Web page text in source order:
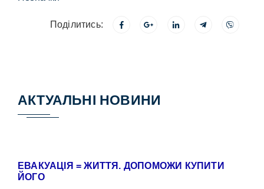
Поділитись:
АКТУАЛЬНІ НОВИНИ
ЕВАКУАЦІЯ = ЖИТТЯ. ДОПОМОЖИ КУПИТИ
ЙОГО